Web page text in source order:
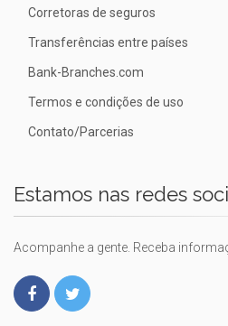
Corretoras de seguros
Transferências entre países
Bank-Branches.com
Termos e condições de uso
Contato/Parcerias
Estamos nas redes
Acompanhe a gente. Receba